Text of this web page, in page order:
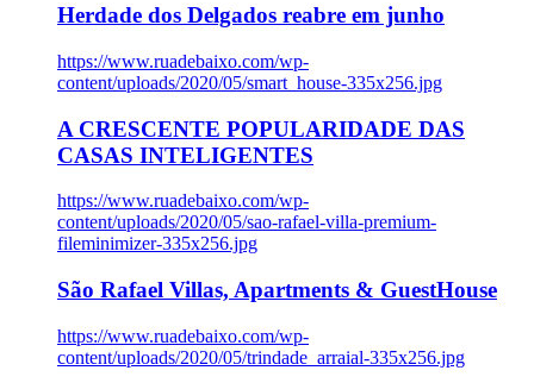
Herdade dos Delgados reabre em junho
https://www.ruadebaixo.com/wp-
content/uploads/2020/05/smart_house-335x256.jpg
A CRESCENTE POPULARIDADE DAS
CASAS INTELIGENTES
https://www.ruadebaixo.com/wp-
content/uploads/2020/05/sao-rafael-villa-premium-
fileminimizer-335x256.jpg
São Rafael Villas, Apartments & GuestHouse
https://www.ruadebaixo.com/wp-
content/uploads/2020/05/trindade_arraial-335x256.jpg